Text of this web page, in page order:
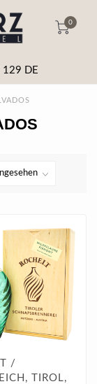
0
/
TIROL,